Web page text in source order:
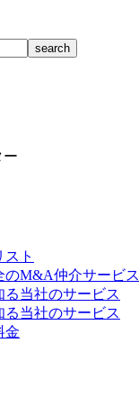
ー
ト
のM&A仲介サービス
る当社のサービス
る当社のサービス
金